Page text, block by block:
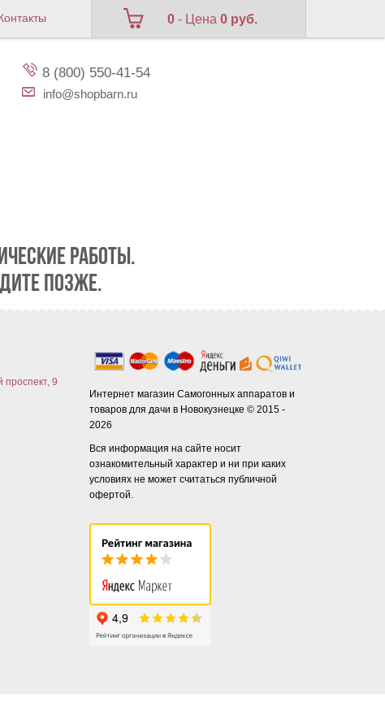
0 - Цена0 руб.
8 (800) 550-41-54
info@shopbarn.ru
РАБОТЫ.
ПОЗЖЕ.
проспект, 9
Интернет магазин Самогонных аппаратов и
товаров для дачи в Новокузнецке © 2015 -
2026
Вся информация на сайте носит
ознакомительный характер и ни при каких
условиях не может считаться публичной
офертой.